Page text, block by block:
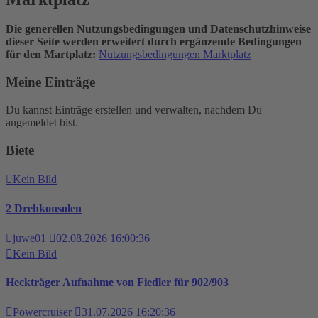
Die generellen Nutzungsbedingungen und Datenschutzhinweise
dieser Seite werden erweitert durch ergänzende Bedingungen
für den Martplatz: Nutzungsbedingungen Marktplatz
Meine Einträge
Du kannst Einträge erstellen und verwalten, nachdem Du
angemeldet bist.
Biete
Kein Bild
2 Drehkonsolen
juwe01
02.08.2026 16:00:36
Kein Bild
Heckträger Aufnahme von Fiedler für 902/903
Powercruiser 31.07.2026 16:20:36